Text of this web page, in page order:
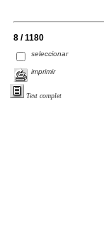
8 / 1180
seleccionar
imprimir
Text complet